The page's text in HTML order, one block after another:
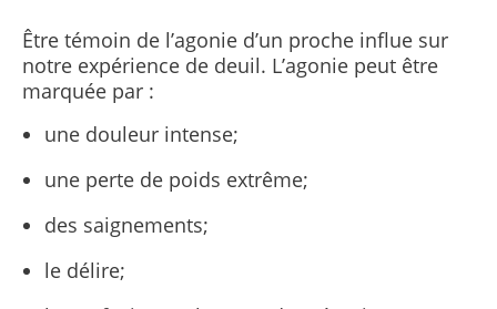
Être témoin de l’agonie d’un proche influe sur
notre expérience de deuil. L’agonie peut être
marquée par :
une douleur intense;
une perte de poids extrême;
des saignements;
le délire;